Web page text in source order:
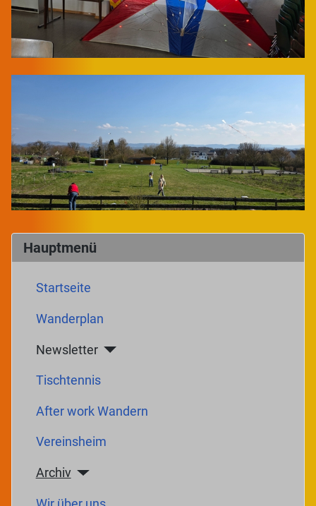
Hauptmenü
Startseite
Wanderplan
Newsletter
Tischtennis
After work Wandern
Vereinsheim
Archiv